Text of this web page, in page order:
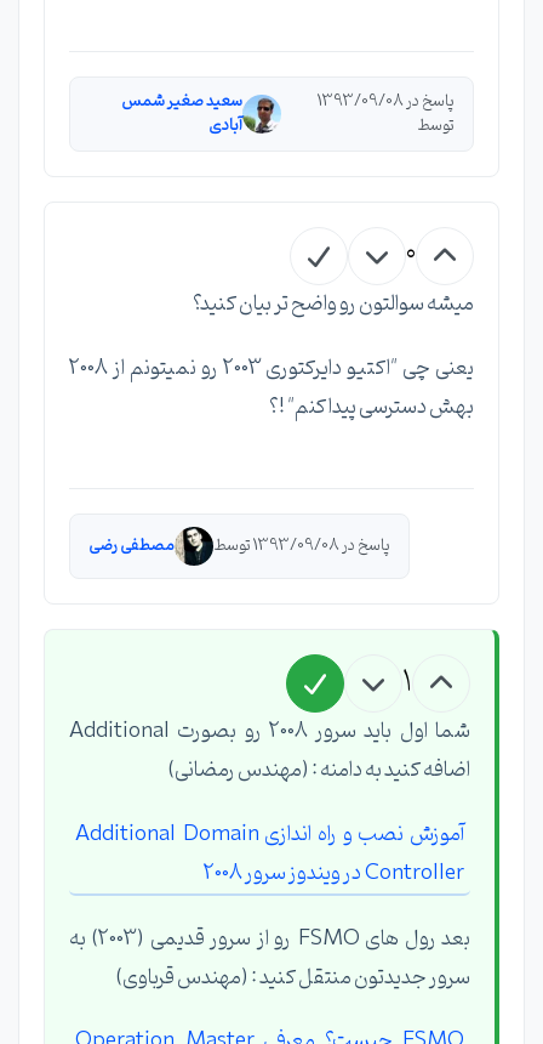
پاسخ در 1393/09/08
توسط
سعید صغیر شمس
آبادی
0
میشه سوالتون رو واضح تر بیان کنید؟
یعنی چی "اکتیو دایرکتوری 2003 رو نمیتونم از 2008
بهش دسترسی پیدا کنم" !؟
پاسخ در 1393/09/08 توسط مصطفی رضی
1
شما اول باید سرور 2008 رو بصورت Additional
اضافه کنید به دامنه : (مهندس رمضانی)
آموزش نصب و راه اندازی Additional Domain
Controller در ویندوز سرور 2008
بعد رول های FSMO رو از سرور قدیمی (2003) به
سرور جدیدتون منتقل کنید : (مهندس قرباوی)